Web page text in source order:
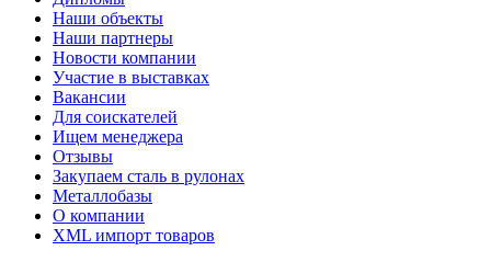
Наши объекты
Наши партнеры
Новости компании
Участие в выставках
Вакансии
Для соискателей
Ищем менеджера
Отзывы
Закупаем сталь в рулонах
Металлобазы
О компании
XML импорт товаров